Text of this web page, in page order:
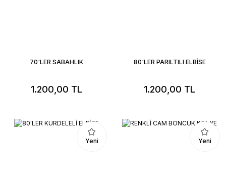
70'LER SABAHLIK
1.200,00 TL
80'LER PARILTILI ELBİSE
1.200,00 TL
Yeni Yeni